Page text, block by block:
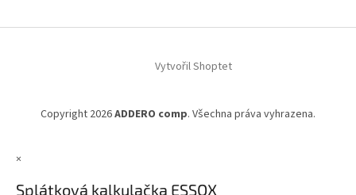
Vytvořil Shoptet
Copyright 2026ADDERO comp. Všechna práva vyhrazena.
×
Splátková kalkulačka ESSOX